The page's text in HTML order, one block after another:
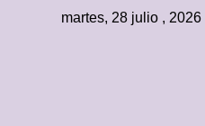
martes, 28 julio , 2026